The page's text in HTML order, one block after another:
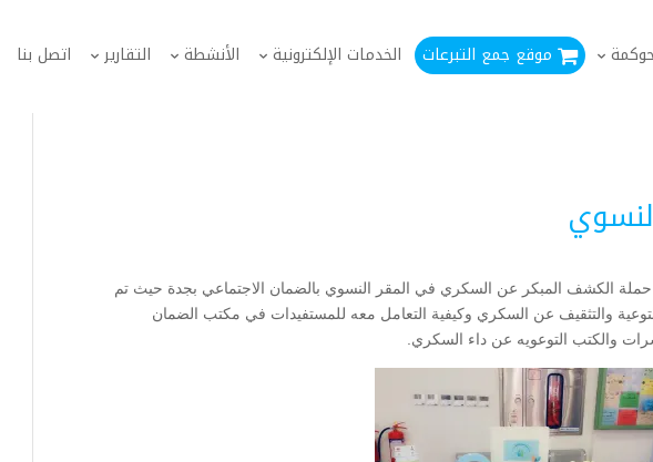
موقع جمع التبرعات الخدمات الإلكترونية الأنشطة التقارير اتصل بنا
الكشف المبكر عن السكري في المقر النسوي بالضمان الاجتماعي بجدة حيث تم
والتثقيف عن السكري وكيفية التعامل معه للمستفيدات في مكتب الضمان
والكتب التوعويه عن داء السكري.